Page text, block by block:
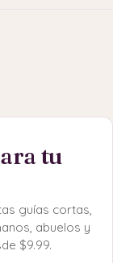
tu
guías cortas,
abuelos y
$9.99.